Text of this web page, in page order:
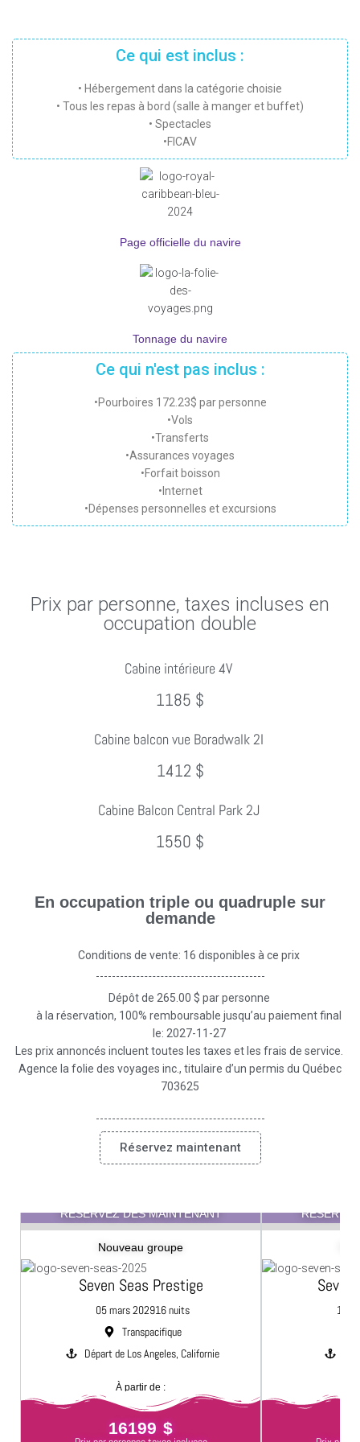
Ce qui est inclus :
• Hébergement dans la catégorie choisie
• Tous les repas à bord (salle à manger et buffet)
• Spectacles
•FICAV
Page officielle du navire
Tonnage du navire
Ce qui n'est pas inclus :
•Pourboires 172.23$ par personne
•Vols
•Transferts
•Assurances voyages
•Forfait boisson
•Internet
•Dépenses personnelles et excursions
Prix par personne, taxes incluses en
occupation double
Cabine intérieure 4V
1185 $
Cabine balcon vue Boradwalk 2I
1412 $
Cabine Balcon Central Park 2J
1550 $
En occupation triple ou quadruple sur
demande
Conditions de vente: 16 disponibles à ce prix
Dépôt de 265.00 $ par personne
à la réservation, 100% remboursable jusqu’au paiement final
le: 2027-11-27
Les prix annoncés incluent toutes les taxes et les frais de service.
Agence la folie des voyages inc., titulaire d’un permis du Québec
703625
Réservez maintenant
RÉSERVEZ DÈS MAINTENANT
Nouveau groupe
Seven Seas Prestige
05 mars 202916 nuits
Transpacifique
Départ de Los Angeles, Californie
À partir de :
16199 $
Seven
17